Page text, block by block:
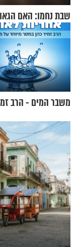
שבת נחמו: האם
משבר המים - הרב